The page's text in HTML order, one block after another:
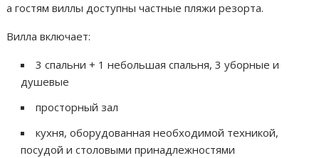
а гостям виллы доступны частные пляжи резорта.
Вилла включает:
3 спальни + 1 небольшая спальня, 3 уборные и
душевые
просторный зал
кухня, оборудованная необходимой техникой,
посудой и столовыми принадлежностями